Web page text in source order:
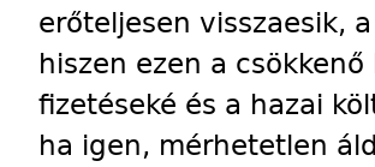
erőteljesen visszaesik,
hiszen ezen a
fizetéseké és a hazai
ha igen, mérhetetlen